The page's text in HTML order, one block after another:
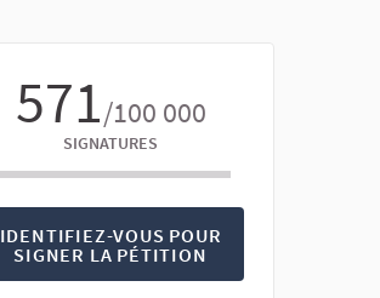
571/100 000
SIGNATURES
IDENTIFIEZ-VOUS POUR
SIGNER LA PÉTITION